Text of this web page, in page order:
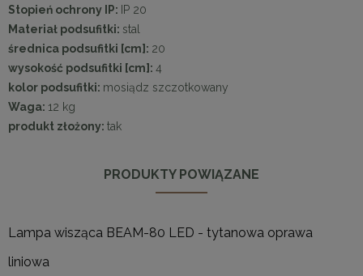
Stopień ochrony IP: IP 20
Materiał podsufitki: stal
średnica podsufitki [cm]: 20
wysokość podsufitki [cm]: 4
kolor podsufitki: mosiądz szczotkowany
Waga: 12 kg
produkt złożony: tak
PRODUKTY POWIĄZANE
Lampa wisząca BEAM-80 LED - tytanowa oprawa
liniowa